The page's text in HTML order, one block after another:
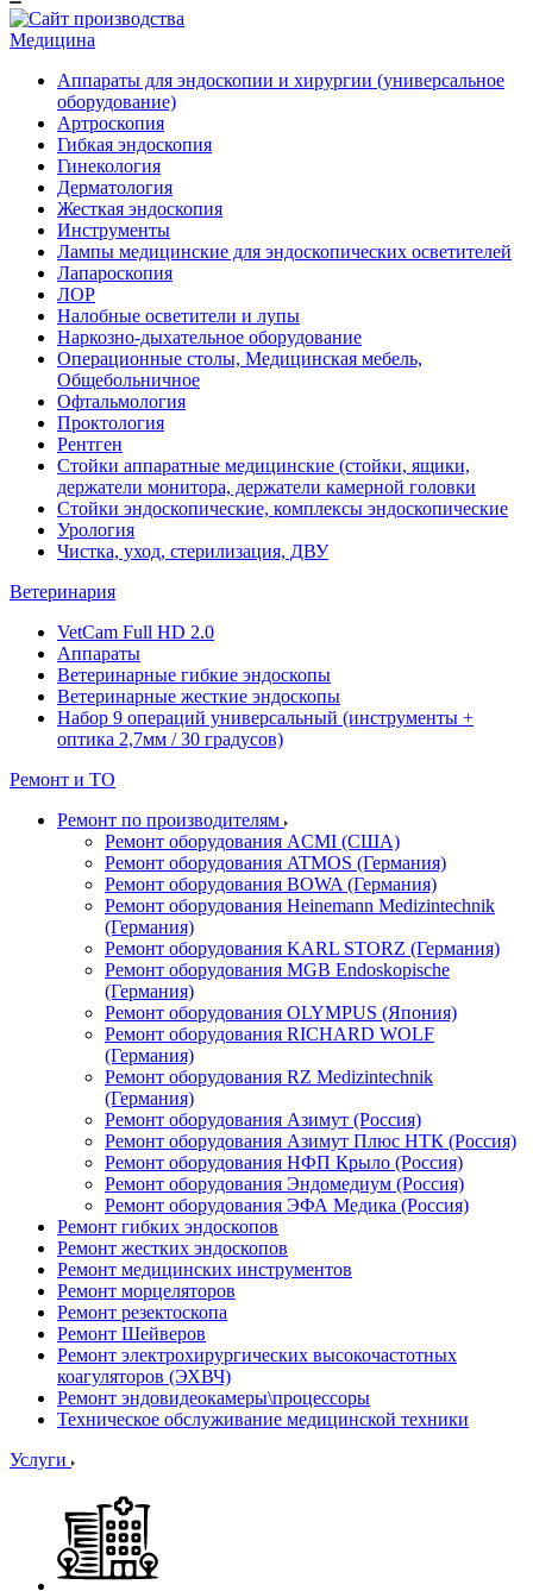
Медицина
Аппараты для эндоскопии и хирургии (универсальное
оборудование)
Артроскопия
Гибкая эндоскопия
Гинекология
Дерматология
Жесткая эндоскопия
Инструменты
Лампы медицинские для эндоскопических осветителей
Лапароскопия
ЛОР
Налобные осветители и лупы
Наркозно-дыхательное оборудование
Операционные столы, Медицинская мебель,
Общебольничное
Офтальмология
Проктология
Рентген
Стойки аппаратные медицинские (стойки, ящики,
держатели монитора, держатели камерной головки
Стойки эндоскопические, комплексы эндоскопические
Урология
Чистка, уход, стерилизация, ДВУ
Ветеринария
VetCam Full HD 2.0
Аппараты
Ветеринарные гибкие эндоскопы
Ветеринарные жесткие эндоскопы
Набор 9 операций универсальный (инструменты +
оптика 2,7мм / 30 градусов)
Ремонт и ТО
Ремонт по производителям
Ремонт оборудования ACMI (США)
Ремонт оборудования ATMOS (Германия)
Ремонт оборудования BOWA (Германия)
Ремонт оборудования Heinemann Medizintechnik
(Германия)
Ремонт оборудования KARL STORZ (Германия)
Ремонт оборудования MGB Endoskopische
(Германия)
Ремонт оборудования OLYMPUS (Япония)
Ремонт оборудования RICHARD WOLF
(Германия)
Ремонт оборудования RZ Medizintechnik
(Германия)
Ремонт оборудования Азимут (Россия)
Ремонт оборудования Азимут Плюс НТК (Россия)
Ремонт оборудования НФП Крыло (Россия)
Ремонт оборудования Эндомедиум (Россия)
Ремонт оборудования ЭФА Медика (Россия)
Ремонт гибких эндоскопов
Ремонт жестких эндоскопов
Ремонт медицинских инструментов
Ремонт морцеляторов
Ремонт резектоскопа
Ремонт Шейверов
Ремонт электрохирургических высокочастотных
коагуляторов (ЭХВЧ)
Ремонт эндовидеокамеры\процессоры
Техническое обслуживание медицинской техники
Услуги